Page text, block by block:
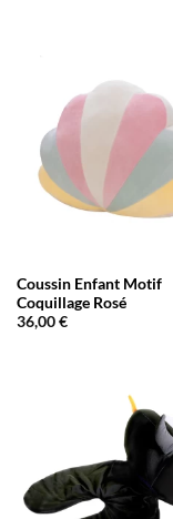
Coussin Enfant Motif
Coquillage Rosé
36,00€